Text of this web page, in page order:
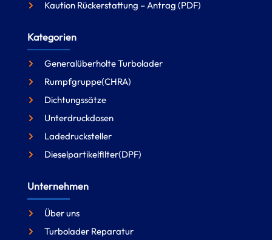
Kaution Rückerstattung – Antrag (PDF)
Kategorien
Generalüberholte Turbolader
Rumpfgruppe(CHRA)
Dichtungssätze
Unterdruckdosen
Ladedrucksteller
Dieselpartikelfilter(DPF)
Unternehmen
Über uns
Turbolader Reparatur